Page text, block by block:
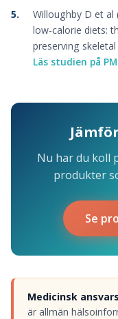
Willoughby D et al
low-calorie diets:
preserving
Läs studien på
Nu har du koll
produkter
Se
Medicinsk
är allmän